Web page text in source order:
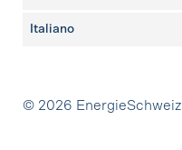
Italiano
Partner
© 2026 EnergieSchweiz